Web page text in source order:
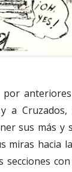
a
sus más y
miras hacia